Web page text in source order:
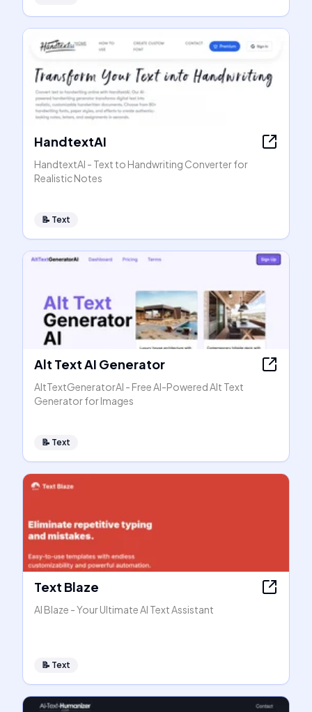
HandtextAI
HandtextAI - Text to Handwriting Converter for
Realistic Notes
📝 Text
Alt Text AI Generator
AltTextGeneratorAI - Free AI-Powered Alt Text
Generator for Images
📝 Text
Text Blaze
AI Blaze - Your Ultimate AI Text Assistant
📝 Text